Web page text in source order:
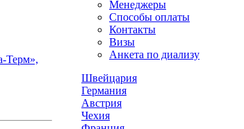
Терм»,
Менеджеры
Способы оплаты
Контакты
Визы
Анкета по диализу
Швейцария
Германия
Австрия
Чехия